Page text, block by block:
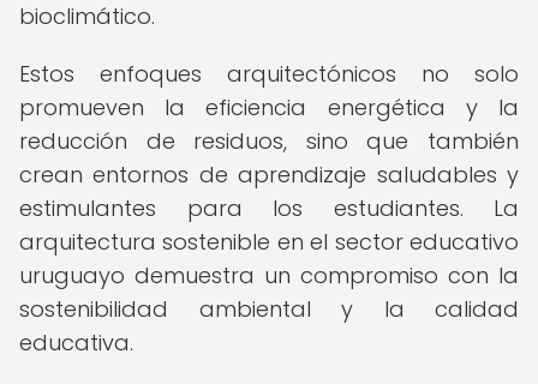
bioclimático.
Estos enfoques arquitectónicos no solo
promueven la eficiencia energética y la
reducción de residuos, sino que también
crean entornos de aprendizaje saludables y
estimulantes para los estudiantes. La
arquitectura sostenible en el sector educativo
uruguayo demuestra un compromiso con la
sostenibilidad ambiental y la calidad
educativa.